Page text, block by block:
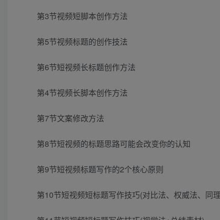
第3节视频短脚本创作方法
第5节视频标题的创作技法
第6节短视频长标题创作方法
第4节视频长脚本创作方法
第7节文案修改方法
第8节短视频的标题思路可能会改变你的认知
第9节短视频标题写作的2个核心原则
第10节短视频短标题写作技巧(对比法、权威法、同